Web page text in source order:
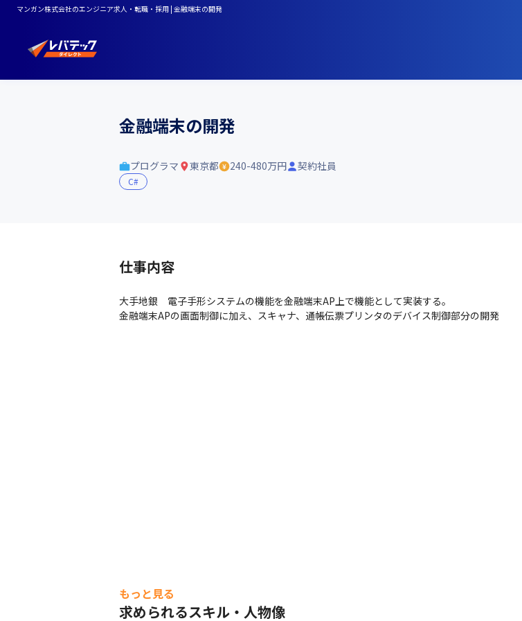
マンガン株式会社のエンジニア求人・転職・採用 | 金融端末の開発
金融端末の開発
プログラマ 東京都 240-480万円 契約社員
C#
仕事内容
大手地銀　電子手形システムの機能を金融端末AP上で機能として実装する。
金融端末APの画面制御に加え、スキャナ、通帳伝票プリンタのデバイス制御部分の開発
もっと見る
求められるスキル・人物像